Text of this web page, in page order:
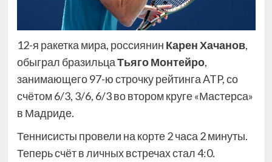
12-я ракетка мира, россиянин Карен Хачанов,
обыграл бразильцаТьяго Монтейро,
занимающего 97-ю строчку рейтинга ATP, со
счётом 6/3, 3/6, 6/3 во втором круге «Мастерса»
в Мадриде.
Теннисисты провели на корте 2 часа 2 минуты.
Теперь счёт в личных встречах стал 4:0.